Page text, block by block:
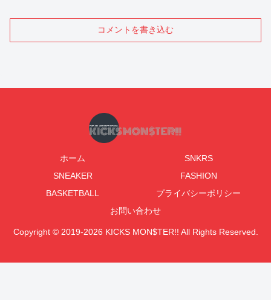
コメントを書き込む
ホーム
SNKRS
SNEAKER
FASHION
BASKETBALL
プライバシーポリシー
お問い合わせ
Copyright © 2019-2026 KICKS MON$TER!! All Rights Reserved.